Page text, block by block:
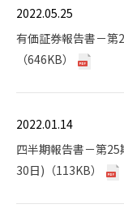
2022.05.25
有価証券報告書－第
（646KB）
2022.01.14
四半期報告書－第
30日)（113KB）